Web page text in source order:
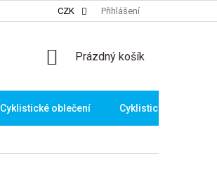
CZK Přihlášení
NÁKUPNÍ
Prázdný košík
Cyklistické oblečení Cyklistické brýle